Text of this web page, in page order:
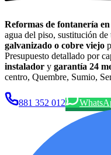
Reformas de fontanería
agua del piso, sustitución de
galvanizado o cobre viejo
Presupuesto detallado por
instalador y garantía 24
centro, Quembre, Sumio,
881 352 012